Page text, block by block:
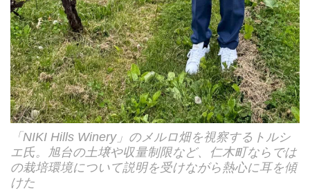
「NIKI Hills Winery」のメルロ畑を視察するトルシ
エ氏。旭台の土壌や収量制限など、仁木町ならでは
の栽培環境について説明を受けながら熱心に耳を傾
けた